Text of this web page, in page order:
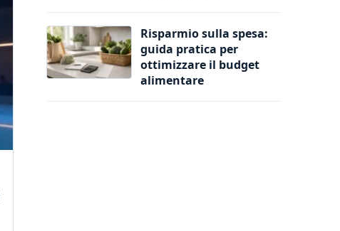
Risparmio sulla spesa:
guida pratica per
ottimizzare il budget
alimentare